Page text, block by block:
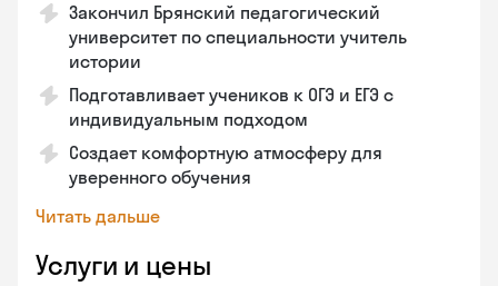
Закончил Брянский педагогический
университет по специальности учитель
истории
Подготавливает учеников к ОГЭ и ЕГЭ с
индивидуальным подходом
Создает комфортную атмосферу для
уверенного обучения
Читать дальше
Услуги и цены